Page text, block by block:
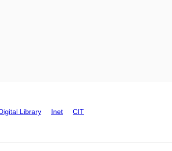
Library Inet CIT